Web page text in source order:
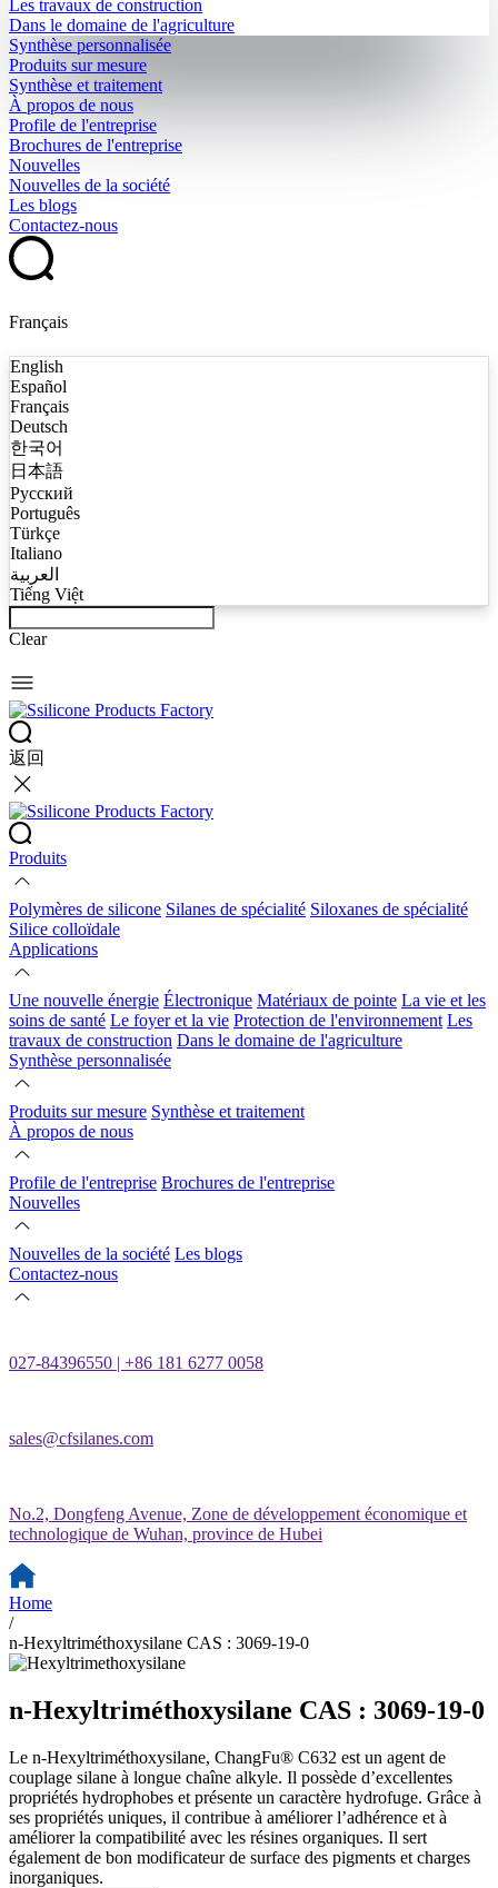
Les travaux de construction
Dans le domaine de l'agriculture
Synthèse personnalisée
Produits sur mesure
Synthèse et traitement
À propos de nous
Profile de l'entreprise
Brochures de l'entreprise
Nouvelles
Nouvelles de la société
Les blogs
Contactez-nous
Français
English
Español
Français
Deutsch
한국어
日本語
Русский
Português
Türkçe
Italiano
العربية
Tiếng Việt
Clear
返回
Produits
Polymères de silicone Silanes de spécialité Siloxanes de spécialité
Silice colloïdale
Applications
Une nouvelle énergie Électronique Matériaux de pointe La vie et les
soins de santé Le foyer et la vie Protection de l'environnement Les
travaux de construction Dans le domaine de l'agriculture
Synthèse personnalisée
Produits sur mesure Synthèse et traitement
À propos de nous
Profile de l'entreprise Brochures de l'entreprise
Nouvelles
Nouvelles de la société Les blogs
Contactez-nous
027-84396550 | +86 181 6277 0058
sales@cfsilanes.com
No.2, Dongfeng Avenue, Zone de développement économique et
technologique de Wuhan, province de Hubei
Home
/
n-Hexyltriméthoxysilane CAS : 3069-19-0
n-Hexyltriméthoxysilane CAS : 3069-19-0
Le n-Hexyltriméthoxysilane, ChangFu® C632 est un agent de
couplage silane à longue chaîne alkyle. Il possède d’excellentes
propriétés hydrophobes et présente un caractère hydrofuge. Grâce à
ses propriétés uniques, il contribue à améliorer l’adhérence et à
améliorer la compatibilité avec les résines organiques. Il sert
également de bon modificateur de surface des pigments et charges
inorganiques.